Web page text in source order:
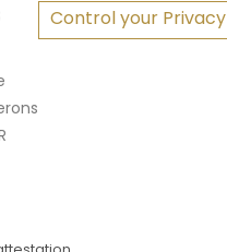
Control your Privacy